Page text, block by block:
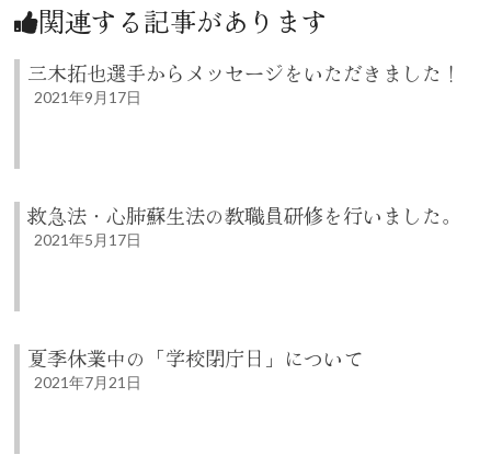
関連する記事があります
三木拓也選手からメッセージをいただきました！
2021年9月17日
救急法・心肺蘇生法の教職員研修を行いました。
2021年5月17日
夏季休業中の「学校閉庁日」について
2021年7月21日